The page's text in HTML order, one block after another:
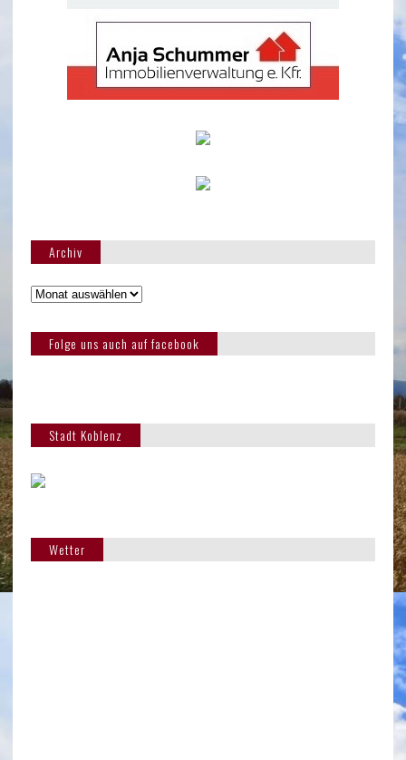
Archiv
Folge uns auch auf facebook
Stadt Koblenz
Wetter